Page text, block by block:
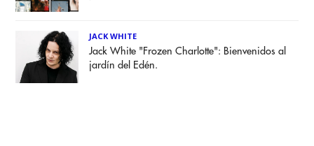
JACK WHITE
Jack White "Frozen Charlotte": Bienvenidos al
jardín del Edén.